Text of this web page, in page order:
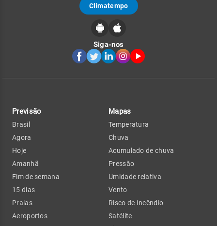
Climatempo
Siga-nos
Previsão
Brasil
Agora
Hoje
Amanhã
Fim de semana
15 dias
Praias
Aeroportos
Mapas
Temperatura
Chuva
Acumulado de chuva
Pressão
Umidade relativa
Vento
Risco de Incêndio
Satélite